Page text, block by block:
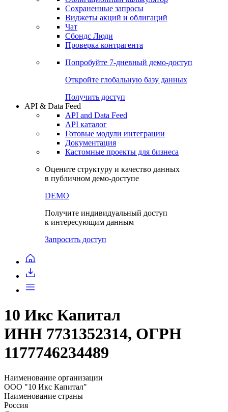
Сохраненные запросы
Виджеты акций и облигаций
Чат
Сбондс Люди
Проверка контрагента
Попробуйте 7-дневный демо-доступ
Откройте глобальную базу данных
Получить доступ
API & Data Feed
API and Data Feed
API каталог
Готовые модули интеграции
Документация
Кастомные проекты для бизнеса
Оцените структуру и качество данных
в публичном демо-доступе
DEMO
Получите индивидуальный доступ
к интересующим данным
Запросить доступ
10 Икс Капитал
ИНН 7731352314, ОГРН
1177746234489
Наименование организации
ООО "10 Икс Капитал"
Наименование страны
Россия